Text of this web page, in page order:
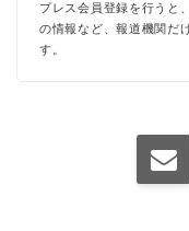
プレス会員登録を行うと
の情報など、報道機関だ
す。